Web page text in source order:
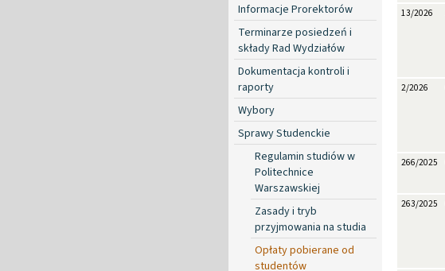
Informacje Prorektorów
Terminarze posiedzeń i
składy Rad Wydziałów
Dokumentacja kontroli i
raporty
Wybory
Sprawy Studenckie
Regulamin studiów w
Politechnice
Warszawskiej
Zasady i tryb
przyjmowania na studia
Opłaty pobierane od
studentów
13/2026
2/2026
266/2025
263/2025